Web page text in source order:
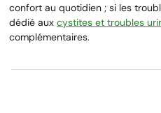
confort au quotidien ; si les
dédié aux cystites et troubles
complémentaires.